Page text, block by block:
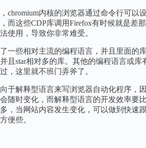
chromium内核的浏览器通过命令行可以
而这些CDP库调用Firefox有时候就是差
使用，导致你非常难受。
一些相对主流的编程语言，并且里面的
且star相对多的库。其他的编程语言或库
，这里就不班门弄斧了。
于解释型语言来写浏览器自动化程序，
随时变化，而解释型语言的开发效率要
，当网站内容发生变化，可以做到快速
便些。